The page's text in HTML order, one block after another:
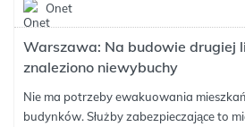
Onet
Warszawa: Na budowie drugiej
znaleziono niewybuchy
Nie ma potrzeby ewakuowania
budynków. Służby zabezpieczające to